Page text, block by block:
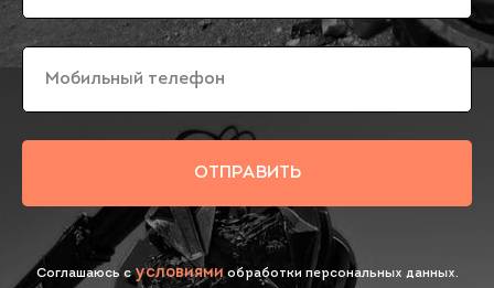
ОТПРАВИТЬ
Соглашаюсь сусловиями обработки персональных данных.